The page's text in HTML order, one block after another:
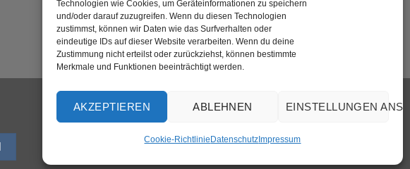
Technologien wie Cookies, um Geräteinformationen zu speichern
und/oder darauf zuzugreifen. Wenn du diesen Technologien
zustimmst, können wir Daten wie das Surfverhalten oder
eindeutige IDs auf dieser Website verarbeiten. Wenn du deine
Zustimmung nicht erteilst oder zurückziehst, können bestimmte
Merkmale und Funktionen beeinträchtigt werden.
AKZEPTIEREN ABLEHNEN EINSTELLUNGEN
Cookie-Richtlinie Datenschutz Impressum
PayPal MasterCardRechung GiroPay